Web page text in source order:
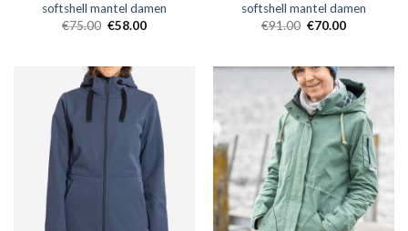
softshell mantel damen
€75.00 €58.00
softshell mantel damen
€91.00 €70.00